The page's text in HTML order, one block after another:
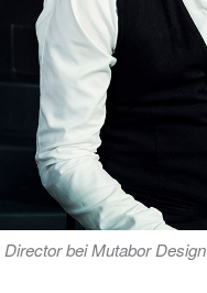
bei Mutabor Design